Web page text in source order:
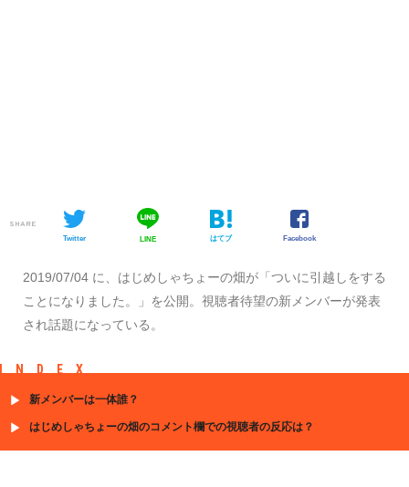
SHARE
Twitter LINE はてブ Facebook
2019/07/04 に、はじめしゃちょーの畑が「ついに引越しをする
ことになりました。」を公開。視聴者待望の新メンバーが発表
され話題になっている。
INDEX
新メンバーは一体誰？
はじめしゃちょーの畑のコメント欄での視聴者の反応は？